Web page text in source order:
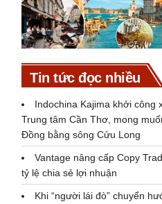
Tin tức đọc nhiều
Indochina Kajima khởi công
Trung tâm Cần Thơ, mong
Đồng bằng sông Cửu Long
Vantage nâng cấp Copy
tỷ lệ chia sẻ lợi nhuận
Khi “người lái đò” chuyển